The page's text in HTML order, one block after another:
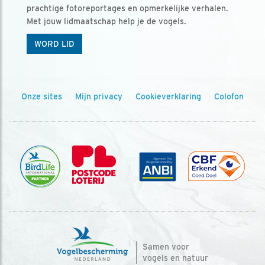
prachtige fotoreportages en opmerkelijke verhalen.
Met jouw lidmaatschap help je de vogels.
WORD LID
Onze sites Mijn privacy Cookieverklaring Colofon
Samen voor
vogels en natuur